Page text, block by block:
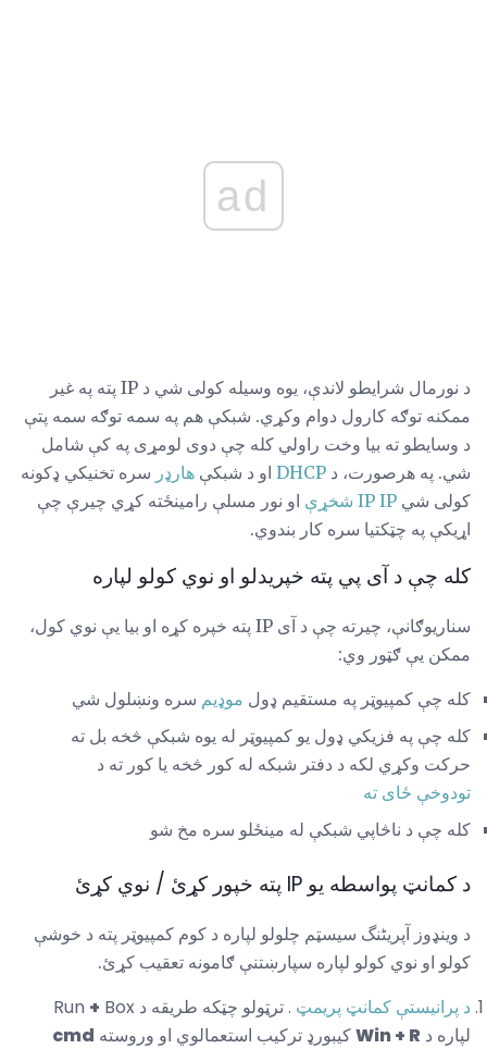
ad
د نورمال شرایطو لاندې، یوه وسیله کولی شي د IP پته په غیر
ممکنه توګه کارول دوام وکړي. شبکې هم په سمه توګه سمه پتې
د وسایطو ته بیا وخت راولي کله چې دوی لومړی په کې شامل
شي. په هرصورت، د DHCP او د شبکې هارډر سره تخنیکي ډکونه
کولی شي IP IP شخړې
او نور مسلې رامینځته کړي چیرې چې
اړیکې په چټکتیا سره کار بندوي.
کله چې د آی پي پته خپریدلو او نوي کولو لپاره
سناریوګانې، چیرته چې د آی IP پته خپره کړه او بیا یې نوي کول،
ممکن یې ګټور وي:
کله چې کمپیوټر په مستقیم ډول موډیم سره ونښلول شي
کله چې په فزيکي ډول يو کمپيوټر له يوه شبکې څخه بل ته
حرکت وکړي لکه د دفتر شبکه له کور څخه يا کور ته د
تودوخې ځاى ته
کله چې د ناڅاپي شبکې له مینځلو سره مخ شو
د کمانټ پواسطه یو IP پته خپور کړئ / نوي کړئ
د وینډوز آپریٹنگ سیسټم چلولو لپاره د کوم کمپیوټر پته د خوشې
کولو او نوي کولو لپاره سپارښتنې ګامونه تعقیب کړئ.
د پرانیستې کمانټ پریمټ . ترټولو چټکه طریقه د Run + Box
لپاره د Win + Rکیبورډ ترکیب استعمالوي او وروسته cmd